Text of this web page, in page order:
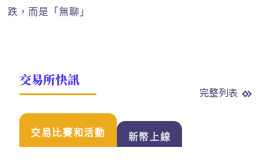
跌，而是「無聊」
交易所快訊
完整列表
交易比賽和活動 新幣上線